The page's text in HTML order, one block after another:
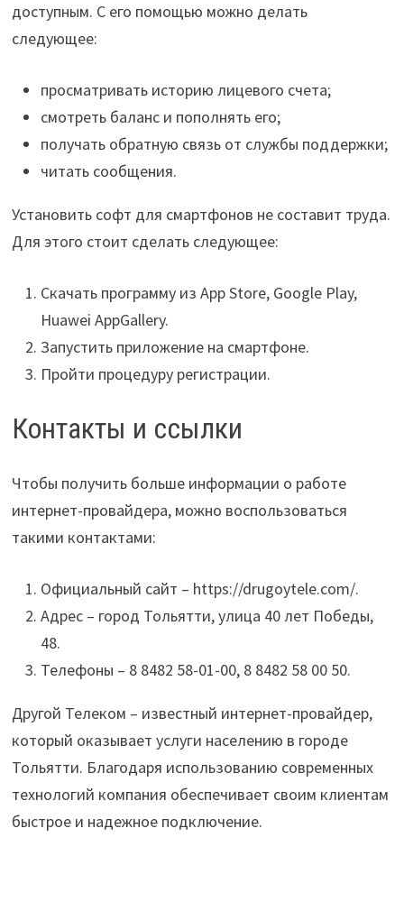
доступным. С его помощью можно делать
следующее:
просматривать историю лицевого счета;
смотреть баланс и пополнять его;
получать обратную связь от службы поддержки;
читать сообщения.
Установить софт для смартфонов не составит труда.
Для этого стоит сделать следующее:
Скачать программу из App Store, Google Play,
Huawei AppGallery.
Запустить приложение на смартфоне.
Пройти процедуру регистрации.
Контакты и ссылки
Чтобы получить больше информации о работе
интернет-провайдера, можно воспользоваться
такими контактами:
Официальный сайт – https://drugoytele.com/.
Адрес – город Тольятти, улица 40 лет Победы,
48.
Телефоны – 8 8482 58-01-00, 8 8482 58 00 50.
Другой Телеком – известный интернет-провайдер,
который оказывает услуги населению в городе
Тольятти. Благодаря использованию современных
технологий компания обеспечивает своим клиентам
быстрое и надежное подключение.